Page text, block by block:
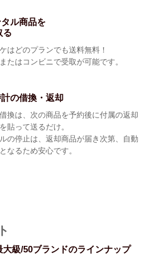
ル商品を
る
はどのプランでも送料無料！
たはコンビニで受取が可能です。
の借換・返却
換は、次の商品を予約後に付属の返却
貼って送るだけ。
の停止は、返却商品が届き次第、自動
なるため安心です。
大級/50ブランドのラインナップ